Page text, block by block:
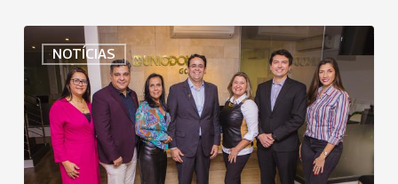
NOTÍCIAS
Uniodonto
Goiânia
elege
novo
Conselho
de
Administração